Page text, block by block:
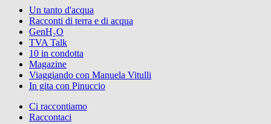
Un tanto d'acqua
Racconti di terra e di acqua
GenH₂O
TVA Talk
10 in condotta
Magazine
Viaggiando con Manuela Vitulli
In gita con Pinuccio
Ci raccontiamo
Raccontaci